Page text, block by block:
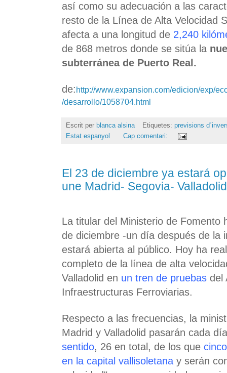
así como su adecuación a las
resto de la Línea de Alta Velocidad
afecta a una longitud de 2,240
de 868 metros donde se sitúa la
subterránea de Puerto Real.
de: http://www.expansion.com/edicion/exp/
/desarrollo/1058704.html
Escrit per blanca alsina Etiquetes: previsions
Estat espanyol
Cap comentari:
El 23 de diciembre ya estará
une Madrid- Segovia- Valladolid
La titular del Ministerio de Fomento
de diciembre -un día después de la
estará abierta al público. Hoy ha
completo de la línea de alta
Valladolid en un tren de pruebas del
Infraestructuras Ferroviarias.
Respecto a las frecuencias, la
Madrid y Valladolid pasarán cada
sentido, 26 en total, de los que
en la capital vallisoletana y serán